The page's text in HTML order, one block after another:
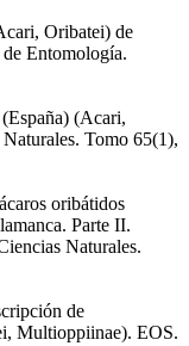
Oribatei) de
Entomología.
(Acari,
Tomo 65(1),
oribátidos
Parte II.
Naturales.
de
Multioppiinae). EOS.